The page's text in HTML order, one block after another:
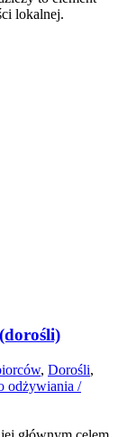
lokalnej.
, Dorośli,
odżywiania /